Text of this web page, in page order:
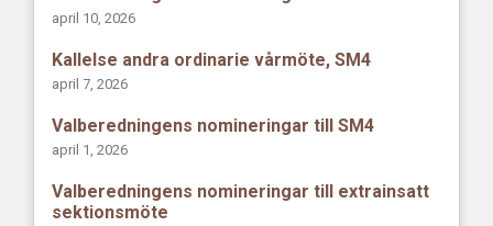
april 10, 2026
Kallelse andra ordinarie vårmöte, SM4
april 7, 2026
Valberedningens nomineringar till SM4
april 1, 2026
Valberedningens nomineringar till extrainsatt
sektionsmöte